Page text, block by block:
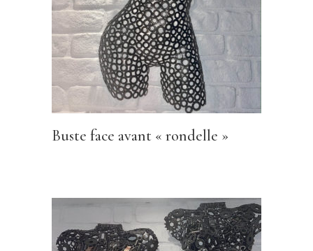
Buste face avant « rondelle »